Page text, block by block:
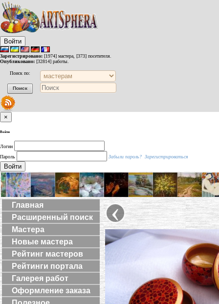
Войти
Зарегистрировано: [1974] мастера, [373] посетителя.
Опубликовано: [32814] работы.
Поиск по:
×
Войти
Логин
Пароль
Забыли пароль? Зарегистрироваться
Войти
Главная
Расширенный поиск
Мастера
Новые мастера
Рейтинг мастеров
Рейтинги портала
Галерея работ
Оформление заказа
‹